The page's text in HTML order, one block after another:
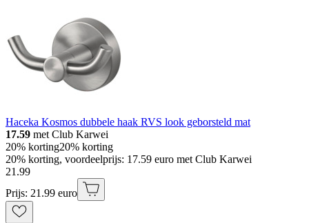
Haceka Kosmos dubbele haak RVS look geborsteld mat
17.59 met Club Karwei
20% korting20% korting
20% korting, voordeelprijs: 17.59 euro met Club Karwei
21 .99
Prijs: 21.99 euro